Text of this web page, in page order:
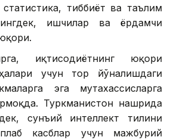
тиббиёт ва таълим
ишчилар ва ёрдамчи
иқтисодиётнинг юқори
учун тор йўналишдаги
эга мутахассисларга
Туркманистон нашрида
сунъий интеллект тилини
касблар учун мажбурий